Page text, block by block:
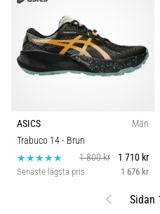
ASICS
Män
Trabuco 14- Brun
1 800 kr
1 710 kr
Senaste lägsta pris 1 676 kr
Föregående
Sidan